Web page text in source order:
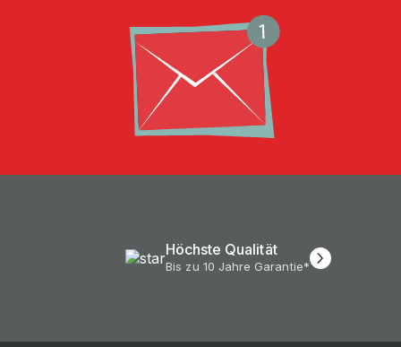
Höchste Qualität
Bis zu 10 Jahre Garantie*